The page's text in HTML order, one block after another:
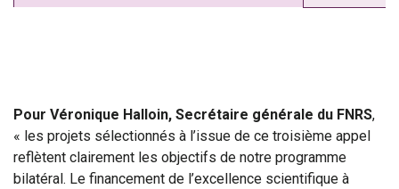
Pour Véronique Halloin, Secrétaire générale du FNRS,
« les projets sélectionnés à l’issue de ce troisième appel
reflètent clairement les objectifs de notre programme
bilatéral. Le financement de l’excellence scientifique à